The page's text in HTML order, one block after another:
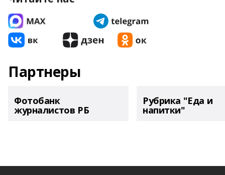
Партнеры
Фотобанк
журналистов РБ
Рубрика "Еда и
напитки"